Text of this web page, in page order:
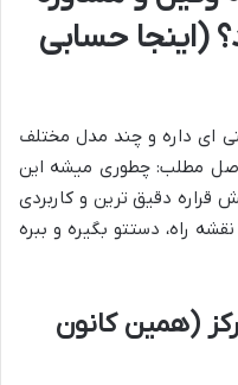
(اینجا حسابی
ای داره و چند مدل مختلف
مطلب: چطوری میشه این
قراره دقیق ترین و کاربردی
راه، دستتو بگیره و ببره
(همین کانون